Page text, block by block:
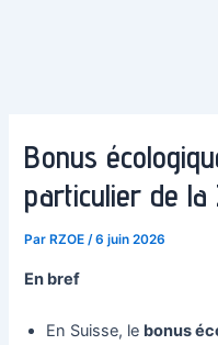
Bonus
particulier de la
Par RZOE/6 juin 2026
En bref
En Suisse, le bonus